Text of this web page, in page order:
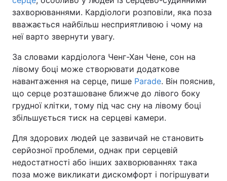
захворюваннями. Кардіологи розповіли, яка поза
вважається найбільш несприятливою і чому на
неї варто звернути увагу.
За словами кардіолога Ченг-Хан Чене, сон на
лівому боці може створювати додаткове
навантаження на серце, пише Parade. Він пояснив,
що серце розташоване ближче до лівого боку
грудної клітки, тому під час сну на лівому боці
збільшується тиск на серцеві камери.
Для здорових людей це зазвичай не становить
серйозної проблеми, однак при серцевій
недостатності або інших захворюваннях така
поза може викликати дискомфорт і погіршувати